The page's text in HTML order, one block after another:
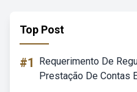
Top Post
#1
Requerimento De
Prestação De Contas